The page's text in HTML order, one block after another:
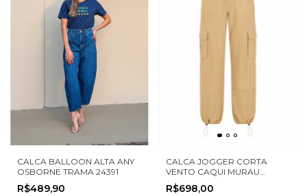
CALCA BALLOON ALTA ANY
OSBORNE TRAMA 24391
R$489,90
CALCA JOGGER CORTA
VENTO CAQUI MURAU
M4715037
R$698,00